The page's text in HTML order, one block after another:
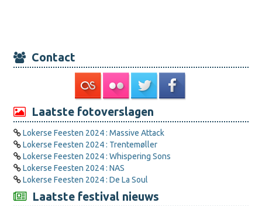
Contact
Laatste fotoverslagen
Lokerse Feesten 2024 : Massive Attack
Lokerse Feesten 2024 : Trentemøller
Lokerse Feesten 2024 : Whispering Sons
Lokerse Feesten 2024 : NAS
Lokerse Feesten 2024 : De La Soul
Laatste festival nieuws